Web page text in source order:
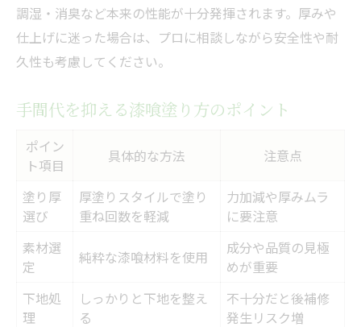
調湿・消臭など本来の性能が十分発揮されます。厚みや
仕上げに迷った場合は、プロに相談しながら安全性や耐
久性も考慮してください。
手間代を抑える漆喰塗り方のポイント
ポイン
ト項目
具体的な方法 注意点
塗り厚
選び
厚塗りスタイルで塗り
重ね回数を軽減
力加減や厚みムラ
に要注意
素材選
定
純粋な漆喰材料を使用
成分や品質の見極
めが重要
下地処
理
しっかりと下地を整え
る
不十分だと後補修
発生リスク増